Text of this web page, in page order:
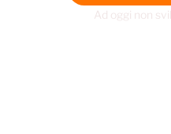
Ad oggi non